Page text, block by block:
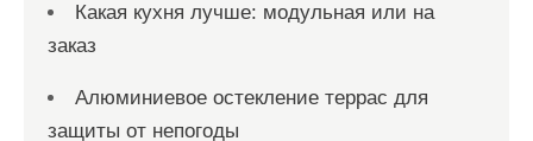
Какая кухня лучше: модульная или на
заказ
Алюминиевое остекление террас для
защиты от непогоды